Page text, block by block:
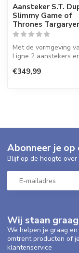
Aansteker S.T.
Slimmy Game of
Thrones
Met de vormgeving
Ligne 2 aanstekers
combinati...
€349,99
Wij staan
We helpen je graag
omtrent producten of
klantenservice
Abonneer je
Blijf op de hoogte